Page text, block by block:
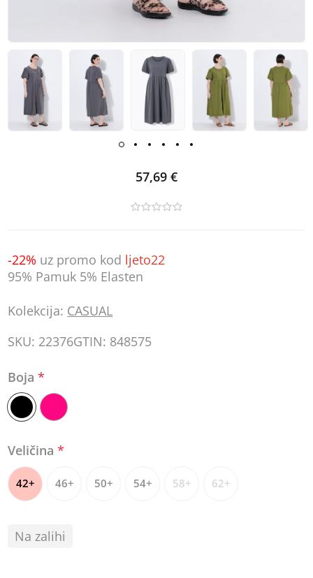
57,69 €
-22% uz promo kod ljeto22
95% Pamuk 5% Elasten
Kolekcija: CASUAL
SKU: 22376GTIN: 848575
Boja*
Veličina*
42+ 46+ 50+ 54+ 58+ 62+
Na zalihi